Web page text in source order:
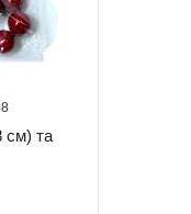
см) та